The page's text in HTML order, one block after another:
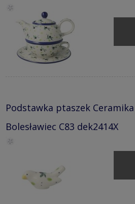
Podstawka ptaszek
Bolesławiec C83 dek2414X